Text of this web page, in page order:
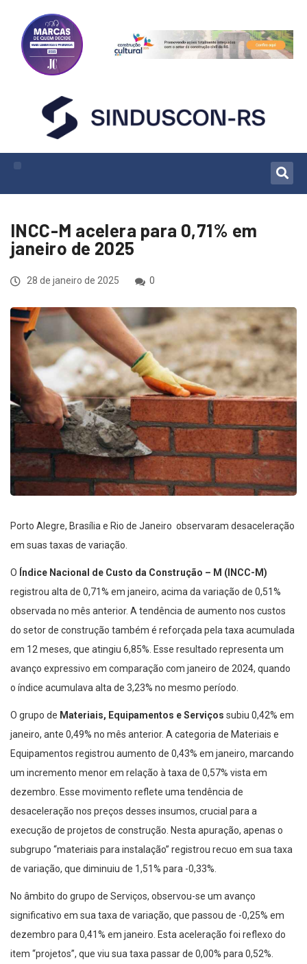
INCC-M acelera para 0,71% em
janeiro de 2025
28 de janeiro de 2025 0
Porto Alegre, Brasília e Rio de Janeiro observaram desaceleração
em suas taxas de variação.
O Índice Nacional de Custo da Construção – M (INCC-M)
registrou alta de 0,71% em janeiro, acima da variação de 0,51%
observada no mês anterior. A tendência de aumento nos custos
do setor de construção também é reforçada pela taxa acumulada
em 12 meses, que atingiu 6,85%. Esse resultado representa um
avanço expressivo em comparação com janeiro de 2024, quando
o índice acumulava alta de 3,23% no mesmo período.
O grupo de Materiais, Equipamentos e Serviços subiu 0,42% em
janeiro, ante 0,49% no mês anterior. A categoria de Materiais e
Equipamentos registrou aumento de 0,43% em janeiro, marcando
um incremento menor em relação à taxa de 0,57% vista em
dezembro. Esse movimento reflete uma tendência de
desaceleração nos preços desses insumos, crucial para a
execução de projetos de construção. Nesta apuração, apenas o
subgrupo “materiais para instalação” registrou recuo em sua taxa
de variação, que diminuiu de 1,51% para -0,33%.
No âmbito do grupo de Serviços, observou-se um avanço
significativo em sua taxa de variação, que passou de -0,25% em
dezembro para 0,41% em janeiro. Esta aceleração foi reflexo do
item “projetos”, que viu sua taxa passar de 0,00% para 0,52%.